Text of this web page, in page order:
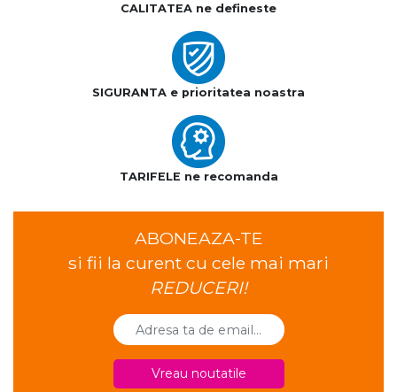
CALITATEA ne defineste
SIGURANTA e prioritatea noastra
TARIFELE ne recomanda
ABONEAZA-TE
si fii la curent cu cele mai mari
REDUCERI!
Vreau noutatile